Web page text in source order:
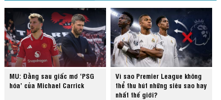
MU: Đằng sau giấc mơ ‘PSG
hóa’ của Michael Carrick
Vì sao Premier League không
thể thu hút những siêu sao hay
nhất thế giới?